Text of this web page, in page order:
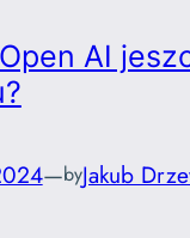
AI
—byJakub